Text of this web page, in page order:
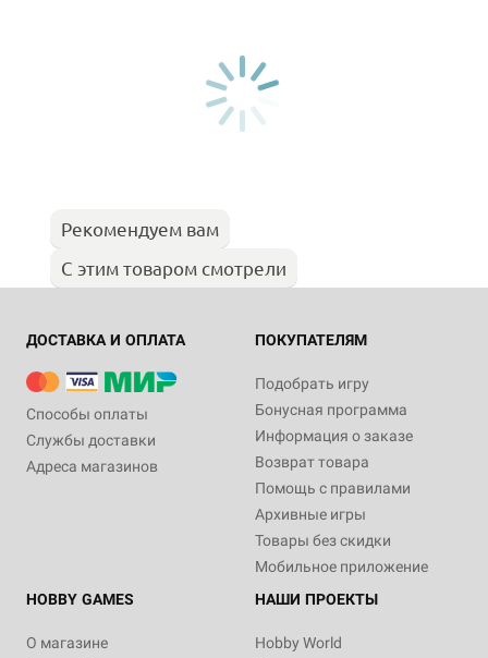
Рекомендуем вам
С этим товаром смотрели
ДОСТАВКА И ОПЛАТА
Способы оплаты
Службы доставки
Адреса магазинов
ПОКУПАТЕЛЯМ
Подобрать игру
Бонусная программа
Информация о заказе
Возврат товара
Помощь с правилами
Архивные игры
Товары без скидки
Мобильное приложение
HOBBY GAMES
О магазине
НАШИ ПРОЕКТЫ
Hobby World